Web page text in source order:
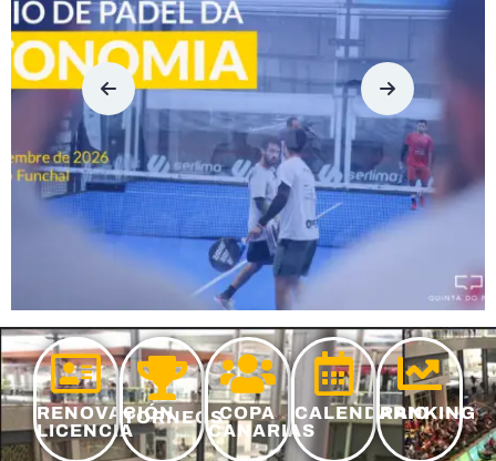
RENOVACIÓN
LICENCIA
TORNEOSCOPA
CANARIAS
CALENDARIORANKING